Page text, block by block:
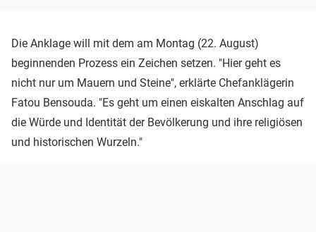
Die Anklage will mit dem am Montag (22. August)
beginnenden Prozess ein Zeichen setzen. "Hier geht es
nicht nur um Mauern und Steine", erklärte Chefanklägerin
Fatou Bensouda. "Es geht um einen eiskalten Anschlag auf
die Würde und Identität der Bevölkerung und ihre religiösen
und historischen Wurzeln."